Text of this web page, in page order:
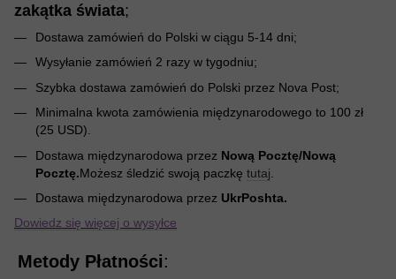
zakątka świata;
Dostawa zamówień do Polski w ciągu 5-14 dni;
Wysyłanie zamówień 2 razy w tygodniu;
Szybka dostawa zamówień do Polski przez Nova Post;
Minimalna kwota zamówienia międzynarodowego to 100 zł
(25 USD).
Dostawa międzynarodowa przez Nową Pocztę/Nową
Pocztę.Możesz śledzić swoją paczkę tutaj
Dostawa międzynarodowa przez UkrPoshta.
Dowiedz się więcej o wysyłce
Metody Płatności: